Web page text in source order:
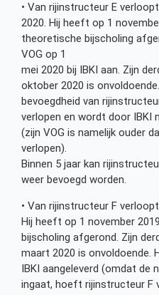
• Van rijinstructeur E
2020. Hij heeft op 1
theoretische bijscholing
VOG op 1
mei 2020 bij IBKI aan. Zijn
oktober 2020 is
bevoegdheid van
verlopen en wordt door IBKI
(zijn VOG is namelijk ouder
verlopen).
Binnen 5 jaar kan
weer bevoegd worden.
• Van rijinstructeur F
Hij heeft op 1 november
bijscholing afgerond. Zijn
maart 2020 is onvoldoende.
IBKI aangeleverd (omdat de
ingaat, hoeft rijinstructeur F